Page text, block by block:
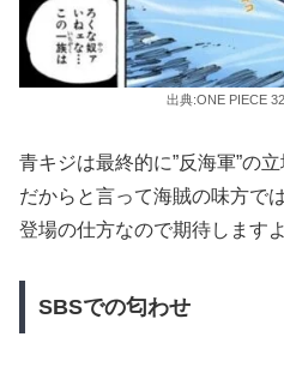
出典:ONE PIECE
青キジは最終的に”反海軍”の立
だからと言って海賊の味方で
登場の仕方なので期待しますよ
SBSでの匂わせ